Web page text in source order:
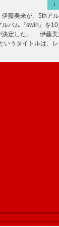
伊藤美来が、5thア
ルバム『swirl』を
決定した。 伊藤美
いうタイトルは、